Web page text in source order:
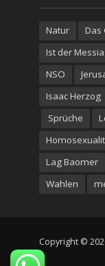
Natur
Das
Ist der
NSO
Isaac Herzog
Sprüche
Lag Baomer
Wahlen
Copyright ©